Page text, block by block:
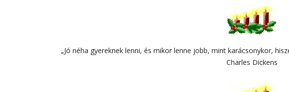
„Jó néha gyereknek lenni, és mikor lenne jobb, mint karácsonykor,
Charles Dickens